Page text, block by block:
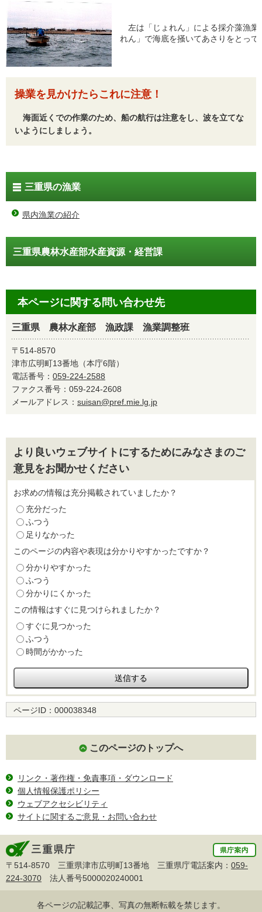
左は「じょれん」による採介藻漁業
れん」で海底を掻いてあさりをとって
操業を見かけたらこれに注意！
海面近くでの作業のため、船の航行は注意をし、波を立てな
いようにしましょう。
三重県の漁業
県内漁業の紹介
三重県農林水産部水産資源・経営課
本ページに関する問い合わせ先
三重県 農林水産部 漁政課 漁業調整班
〒514-8570
津市広明町13番地（本庁6階）
電話番号： 059-224-2588
ファクス番号：059-224-2608
メールアドレス： suisan@pref.mie.lg.jp
より良いウェブサイトにするためにみなさまのご
意見をお聞かせください
お求めの情報は充分掲載されていましたか？
充分だった
ふつう
足りなかった
このページの内容や表現は分かりやすかったですか？
分かりやすかった
ふつう
分かりにくかった
この情報はすぐに見つけられましたか？
すぐに見つかった
ふつう
時間がかかった
ページID： 000038348
このページのトップへ
リンク・著作権・免責事項・ダウンロード
個人情報保護ポリシー
ウェブアクセシビリティ
サイトに関するご意見・お問い合わせ
〒514-8570 三重県津市広明町13番地 三重県庁電話案内： 059-
224-3070 法人番号5000020240001
各ページの記載記事、写真の無断転載を禁じます。